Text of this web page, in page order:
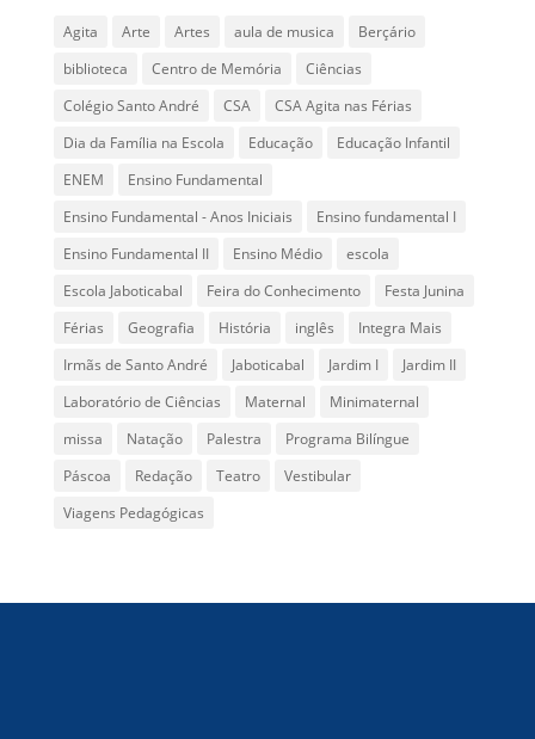
Agita Arte Artes aula de musica
Berçário
biblioteca
Centro de Memória
Ciências
Colégio Santo André
CSA
CSA Agita nas Férias
Dia da Família na Escola
Educação
Educação Infantil
ENEM
Ensino Fundamental
Ensino Fundamental - Anos Iniciais
Ensino fundamental I
Ensino Fundamental II
Ensino Médio
escola
Escola Jaboticabal
Feira do Conhecimento
Festa Junina
Férias
Geografia História inglês
Integra Mais
Irmãs de Santo André
Jaboticabal Jardim I
Jardim II
Laboratório de Ciências
Maternal
Minimaternal
missa
Natação Palestra
Programa Bilíngue
Páscoa
Redação Teatro
Vestibular
Viagens Pedagógicas